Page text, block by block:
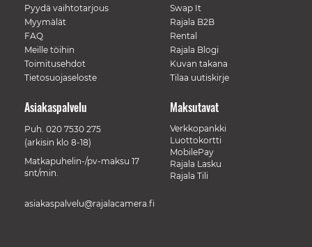
Pyydä vaihtotarjous
Myymälät
FAQ
Meille töihin
Toimitusehdot
Tietosuojaseloste
Swap It
Rajala B2B
Rental
Rajala Blogi
Kuvan takana
Tilaa uutiskirje
Maksutavat
Verkkopankki
Luottokortti
MobilePay
Rajala Lasku
Rajala Tili
Asiakaspalvelu
Puh. 020 7530 275
(arkisin klo 8-18)
Matkapuhelin-/pv-maksu 17
snt/min.
asiakaspalvelu@rajalacamera.fi